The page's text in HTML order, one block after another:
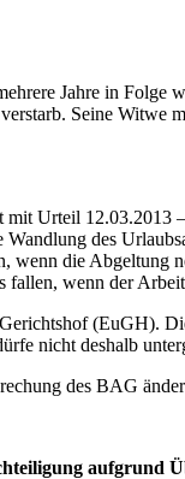
Jahre in
Seine
Urteil 12.03.2013
Wandlung des
wenn die Abgeltung
wenn der
(EuGH).
nicht deshalb
des BAG
aufgrund